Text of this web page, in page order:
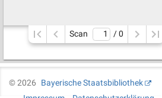
Scan / 0
©2026
Bayerische Staatsbibliothek